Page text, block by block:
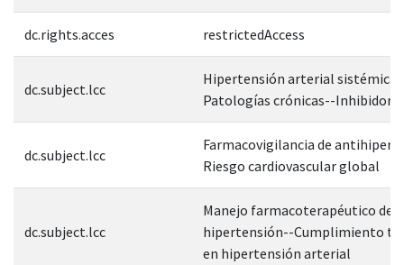
dc.rights.acces restrictedAccess
dc.subject.lcc
Hipertensión arterial
Patologías crónicas--Inhibidores
dc.subject.lcc
Farmacovigilancia de
Riesgo cardiovascular global
dc.subject.lcc
Manejo farmacoterapéutico de
hipertensión--Cumplimiento
en hipertensión arterial